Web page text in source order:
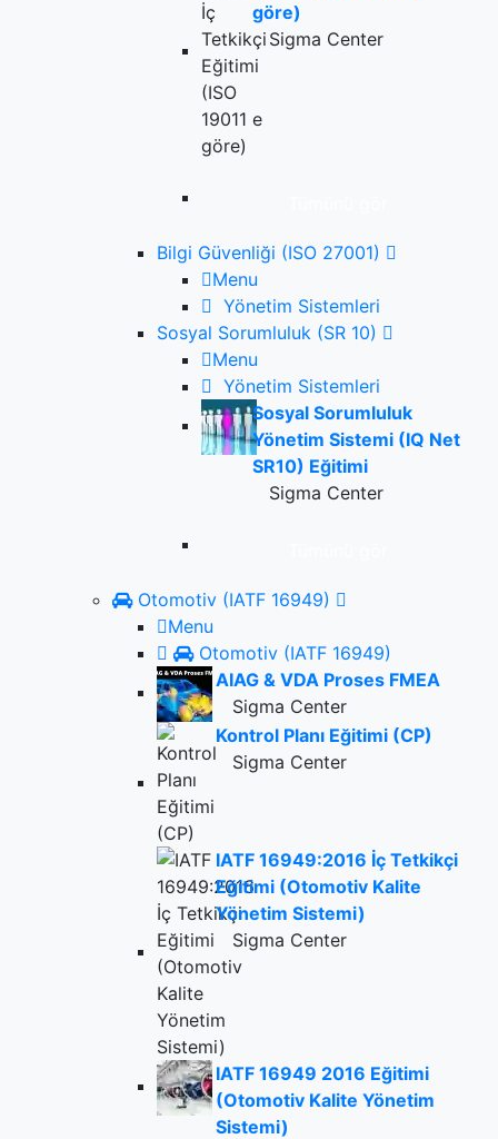
göre)
Sigma Center
Bilgi Güvenliği (ISO 27001)
Menu
Yönetim Sistemleri
Sosyal Sorumluluk (SR 10)
Menu
Yönetim Sistemleri
Sosyal Sorumluluk
Yönetim Sistemi (IQ Net
SR10) Eğitimi
Sigma Center
Otomotiv (IATF 16949)
Menu
Otomotiv (IATF 16949)
AIAG & VDA Proses FMEA
Sigma Center
Kontrol Planı Eğitimi (CP)
Sigma Center
IATF 16949:2016 İç Tetkikçi
Eğitimi (Otomotiv Kalite
Yönetim Sistemi)
Sigma Center
IATF 16949 2016 Eğitimi
(Otomotiv Kalite Yönetim
Sistemi)